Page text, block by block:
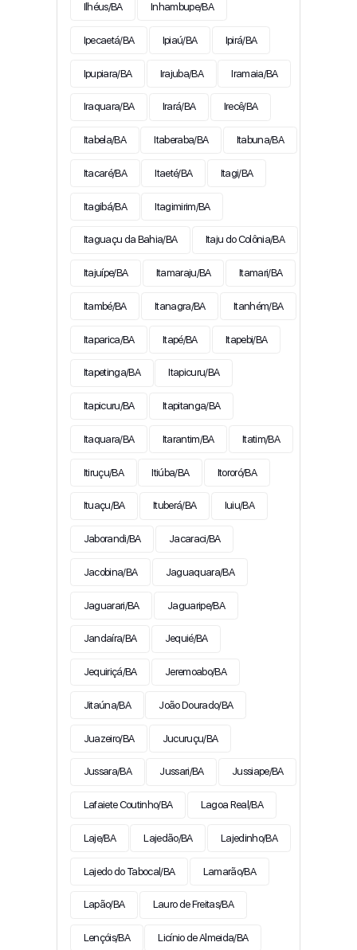
Ilhéus/BA Inhambupe/BA
Ipecaetá/BA Ipiaú/BA Ipirá/BA
Ipupiara/BA Irajuba/BA Iramaia/BA
Iraquara/BA Irará/BA Irecê/BA
Itabela/BA Itaberaba/BA Itabuna/BA
Itacaré/BA Itaeté/BA Itagi/BA
Itagibá/BA Itagimirim/BA
Itaguaçu da Bahia/BA Itaju do Colônia/BA
Itajuípe/BA Itamaraju/BA Itamari/BA
Itambé/BA Itanagra/BA Itanhém/BA
Itaparica/BA Itapé/BA Itapebi/BA
Itapetinga/BA Itapicuru/BA
Itapicuru/BA Itapitanga/BA
Itaquara/BA Itarantim/BA Itatim/BA
Itiruçu/BA Itiúba/BA Itororó/BA
Ituaçu/BA Ituberá/BA Iuiu/BA
Jaborandi/BA Jacaraci/BA
Jacobina/BA Jaguaquara/BA
Jaguarari/BA Jaguaripe/BA
Jandaíra/BA Jequié/BA
Jequiriçá/BA Jeremoabo/BA
Jitaúna/BA João Dourado/BA
Juazeiro/BA Jucuruçu/BA
Jussara/BA Jussari/BA Jussiape/BA
Lafaiete Coutinho/BA Lagoa Real/BA
Laje/BA Lajedão/BA Lajedinho/BA
Lajedo do Tabocal/BA Lamarão/BA
Lapão/BA Lauro de Freitas/BA
Lençóis/BA Licínio de Almeida/BA